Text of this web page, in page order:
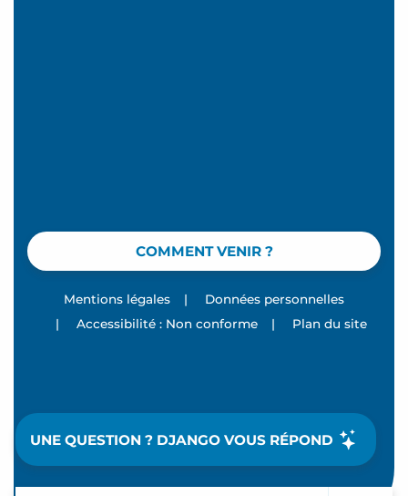
UNE QUESTION ? DJANGO VOUS RÉPOND
COMMENT VENIR ?
Mentions légales |
Données personnelles
|
Accessibilité : Non conforme | Plan du site